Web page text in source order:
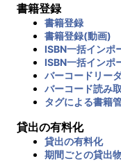
書籍登録
書籍登録
書籍登録(動画)
ISBN一括インポ
ISBN一括インポ
バーコードリー
バーコード読み
タグによる書籍
貸出の有料化
貸出の有料化
期間ごとの貸出